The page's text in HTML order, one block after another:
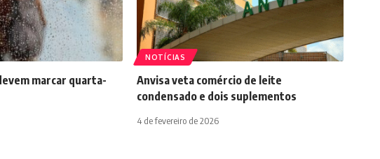
marcar quarta-
NOTÍCIAS
Anvisa veta comércio de leite
condensado e dois suplementos
4 de fevereiro de 2026